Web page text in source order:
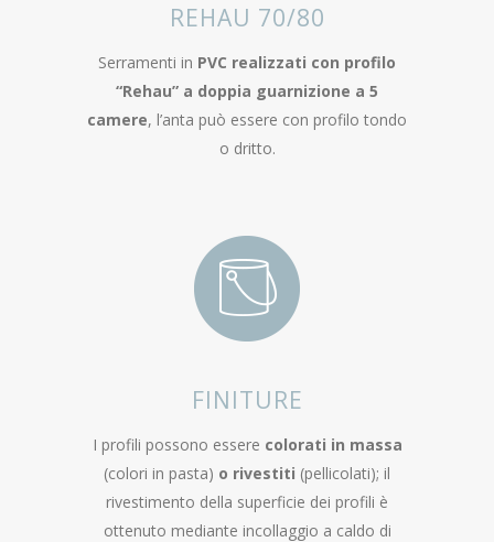
REHAU 70/80
Serramenti in PVC realizzati con profilo
“Rehau” a doppia guarnizione a 5
camere, l’anta può essere con profilo tondo
o dritto.
FINITURE
I profili possono essere colorati in massa
(colori in pasta) o rivestiti (pellicolati); il
rivestimento della superficie dei profili è
ottenuto mediante incollaggio a caldo di